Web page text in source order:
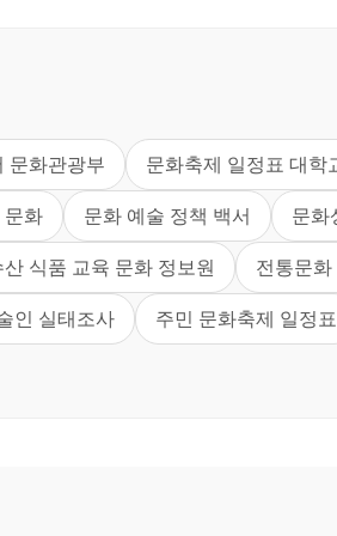
문화관광부 문화축제 일정표 대학
문화 문화 예술 정책 백서 문화
산 식품 교육 문화 정보원 전통문화
인 실태조사 주민 문화축제 일정표